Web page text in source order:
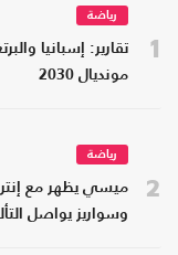
1
رياضة
تقارير: إسبانيا
مونديال 2030
2
رياضة
ميسي يظهر مع إنتر
وسواريز يواصل